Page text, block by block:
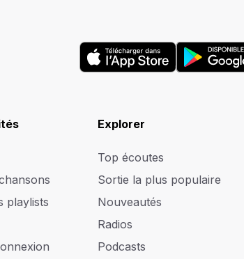
playlists
Explorer
Top écoutes
Sortie la plus populaire
Nouveautés
Radios
Podcasts